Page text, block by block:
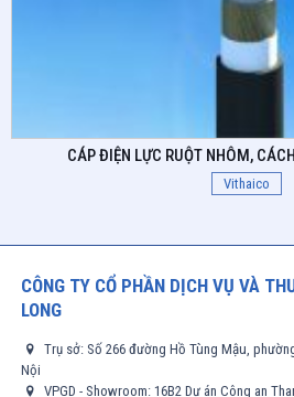
CÁP ĐIỆN LỰC RUỘT NHÔM,
Vithaico
CÔNG TY CỔ PHẦN DỊCH VỤ VÀ
LONG
Trụ sở: Số 266 đường Hồ Tùng Mậu,
Nội
VPGD - Showroom: 16B2 Dự án Công an